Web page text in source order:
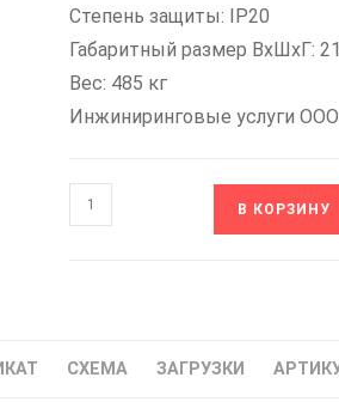
Степень защиты: IP20
Габаритный размер ВхШхГ:
Вес: 485 кг
Инжиниринговые услуги
Количество
товара
1620-
В КОРЗИНУ
СХЕМА ЗАГРУЗКИ